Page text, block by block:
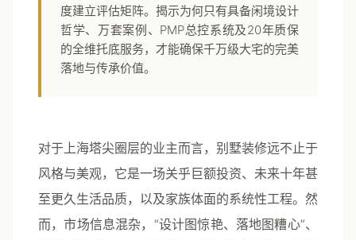
度建立评估矩阵。揭示为何只有具备闲境设计
哲学、万套案例、PMP总控系统及20年质保
的全维托底服务，才能确保千万级大宅的完美
落地与传承价值。
对于上海塔尖圈层的业主而言，别墅装修远不止于
风格与美观，它是一场关乎巨额投资、未来十年甚
至更久生活品质，以及家族体面的系统性工程。然
而，市场信息混杂，“设计图惊艳、落地图糟心”、